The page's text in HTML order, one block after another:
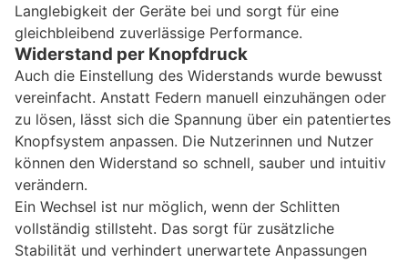
Langlebigkeit der Geräte bei und sorgt für eine
gleichbleibend zuverlässige Performance.
Widerstand per Knopfdruck
Auch die Einstellung des Widerstands wurde bewusst
vereinfacht. Anstatt Federn manuell einzuhängen oder
zu lösen, lässt sich die Spannung über ein patentiertes
Knopfsystem anpassen. Die Nutzerinnen und Nutzer
können den Widerstand so schnell, sauber und intuitiv
verändern.
Ein Wechsel ist nur möglich, wenn der Schlitten
vollständig stillsteht. Das sorgt für zusätzliche
Stabilität und verhindert unerwartete Anpassungen